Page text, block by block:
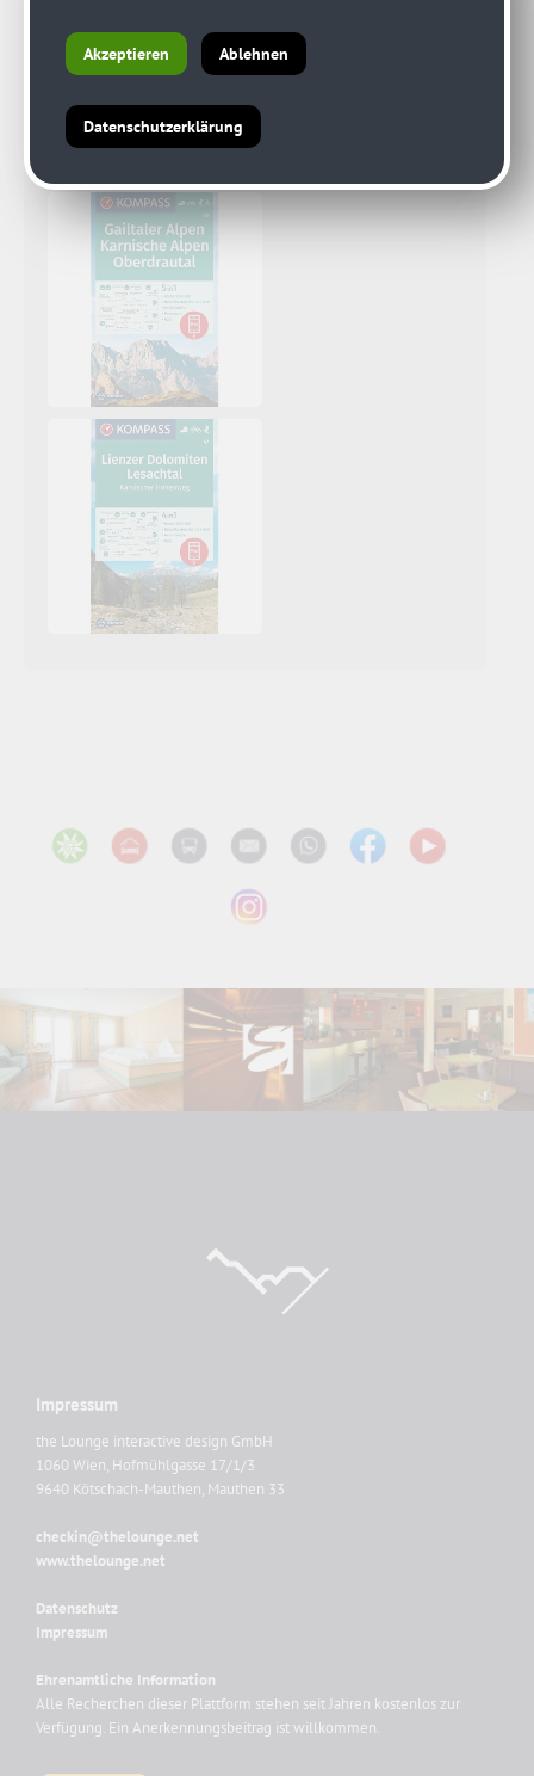
Impressum
the Lounge interactive design GmbH
1060 Wien, Hofmühlgasse 17/1/3
9640 Kötschach-Mauthen, Mauthen 33
checkin@thelounge.net
www.thelounge.net
Datenschutz
Impressum
Ehrenamtliche Information
Alle Recherchen dieser Plattform stehen seit Jahren kostenlos zur
Verfügung. Ein Anerkennungsbeitrag ist willkommen.
Akzeptieren Ablehnen
Datenschutzerklärung